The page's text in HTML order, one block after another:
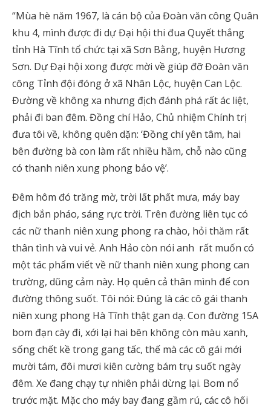
“Mùa hè năm 1967, là cán bộ của Đoàn văn công Quân
khu 4, mình được đi dự Đại hội thi đua Quyết thắng
tỉnh Hà Tĩnh tổ chức tại xã Sơn Bằng, huyện Hương
Sơn. Dự Đại hội xong được mời về giúp đỡ Đoàn văn
công Tỉnh đội đóng ở xã Nhân Lộc, huyện Can Lộc.
Đường về không xa nhưng địch đánh phá rất ác liệt,
phải đi ban đêm. Đồng chí Hảo, Chủ nhiệm Chính trị
đưa tôi về, không quên dặn: ‘Đồng chí yên tâm, hai
bên đường bà con làm rất nhiều hầm, chỗ nào cũng
có thanh niên xung phong bảo vệ’.
Đêm hôm đó trăng mờ, trời lất phất mưa, máy bay
địch bắn pháo, sáng rực trời. Trên đường liên tục có
các nữ thanh niên xung phong ra chào, hỏi thăm rất
thân tình và vui vẻ. Anh Hảo còn nói anh rất muốn có
một tác phẩm viết về nữ thanh niên xung phong can
trường, dũng cảm này. Họ quên cả thân mình để con
đường thông suốt. Tôi nói: Đúng là các cô gái thanh
niên xung phong Hà Tĩnh thật gan dạ. Con đường 15A
bom đạn cày đi, xới lại hai bên không còn màu xanh,
sống chết kề trong gang tấc, thế mà các cô gái mới
mười tám, đôi mươi kiên cường bám trụ suốt ngày
đêm. Xe đang chạy tự nhiên phải dừng lại. Bom nổ
trước mặt. Mặc cho máy bay đang gầm rú, các cô hối